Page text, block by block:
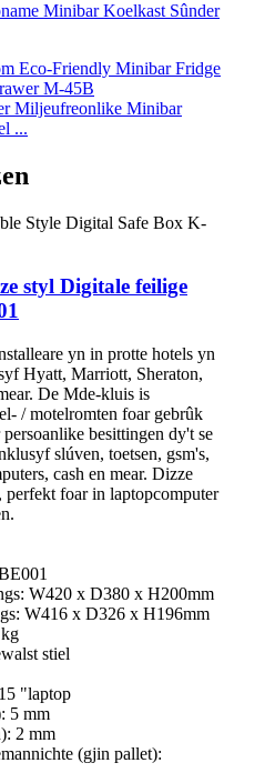
Minibar Koelkast Sûnder
Miljeufreonlike Minibar
...
styl Digitale feilige
yn in protte hotels yn
Hyatt, Marriott, Sheraton,
De Mde-kluis is
/ motelromten foar gebrûk
besittingen dy't se
slúven, toetsen, gsm's,
cash en mear. Dizze
perfekt foar in laptopcomputer
W420 x D380 x H200mm
W416 x D326 x H196mm
stiel
"laptop
5 mm
2 mm
(gjin pallet):